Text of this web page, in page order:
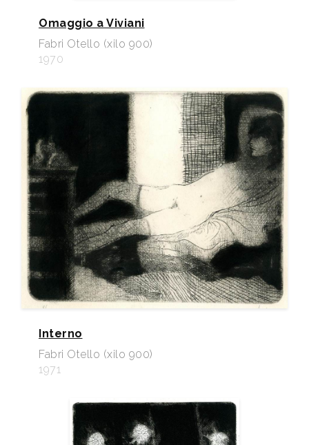
Omaggio a Viviani
Fabri Otello (xilo 900)
1970
Interno
Fabri Otello (xilo 900)
1971